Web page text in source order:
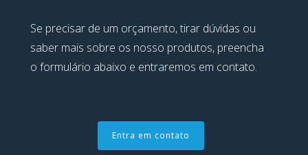
Se precisar de um orçamento, tirar dúvidas ou
saber mais sobre os nosso produtos, preencha
o formulário abaixo e entraremos em contato.
Entra em contato